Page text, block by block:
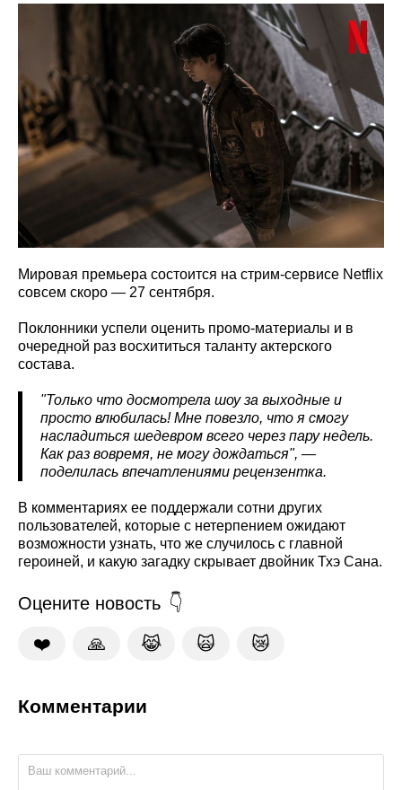
Мировая премьера состоится на стрим-сервисе Netflix
совсем скоро — 27 сентября.
Поклонники успели оценить промо-материалы и в
очередной раз восхититься таланту актерского
состава.
"Только что досмотрела шоу за выходные и
просто влюбилась! Мне повезло, что я смогу
насладиться шедевром всего через пару недель.
Как раз вовремя, не могу дождаться", —
поделилась впечатлениями рецензентка.
В комментариях ее поддержали сотни других
пользователей, которые с нетерпением ожидают
возможности узнать, что же случилось с главной
героиней, и какую загадку скрывает двойник Тхэ Сана.
Оцените новость
❤️ 🙏 😹 🙀 😿
Комментарии